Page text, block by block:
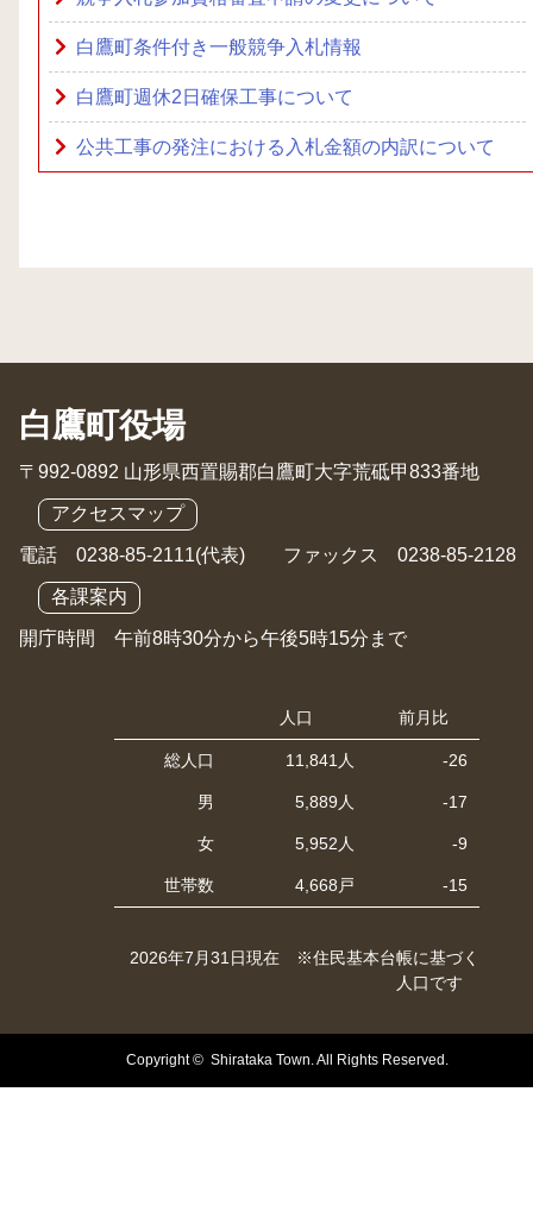
白鷹町条件付き一般競争入札情報
白鷹町週休2日確保工事について
公共工事の発注における入札金額の内訳について
白鷹町役場
〒992-0892 山形県西置賜郡白鷹町大字荒砥甲833番地
アクセスマップ
電話 0238-85-2111(代表) ファックス 0238-85-2128
各課案内
開庁時間 午前8時30分から午後5時15分まで
人口 前月比
総人口 11,841人 -26
男 5,889人 -17
女 5,952人 -9
世帯数 4,668戸 -15
2026年7月31日現在 ※住民基本台帳に基づく
人口です
Copyright © Shirataka Town. All Rights Reserved.